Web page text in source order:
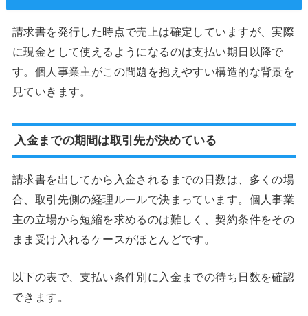
請求書を発行した時点で売上は確定していますが、実際
に現金として使えるようになるのは支払い期日以降で
す。個人事業主がこの問題を抱えやすい構造的な背景を
見ていきます。
入金までの期間は取引先が決めている
請求書を出してから入金されるまでの日数は、多くの場
合、取引先側の経理ルールで決まっています。個人事業
主の立場から短縮を求めるのは難しく、契約条件をその
まま受け入れるケースがほとんどです。
以下の表で、支払い条件別に入金までの待ち日数を確認
できます。